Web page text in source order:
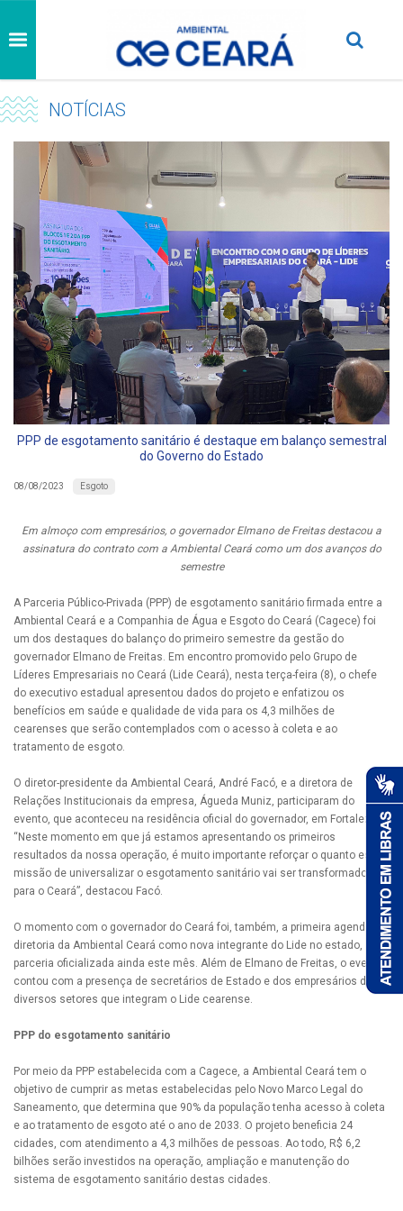
NOTÍCIAS
PPP de esgotamento sanitário é destaque em balanço semestral
do Governo do Estado
08/08/2023 Esgoto
Em almoço com empresários, o governador Elmano de Freitas destacou a
assinatura do contrato com a Ambiental Ceará como um dos avanços do
semestre
A Parceria Público-Privada (PPP) de esgotamento sanitário firmada entre a
Ambiental Ceará e a Companhia de Água e Esgoto do Ceará (Cagece) foi
um dos destaques do balanço do primeiro semestre da gestão do
governador Elmano de Freitas. Em encontro promovido pelo Grupo de
Líderes Empresariais no Ceará (Lide Ceará), nesta terça-feira (8), o chefe
do executivo estadual apresentou dados do projeto e enfatizou os
benefícios em saúde e qualidade de vida para os 4,3 milhões de
cearenses que serão contemplados com o acesso à coleta e ao
tratamento de esgoto.
O diretor-presidente da Ambiental Ceará, André Facó, e a diretora de
Relações Institucionais da empresa, Águeda Muniz, participaram do
evento, que aconteceu na residência oficial do governador, em Fortaleza.
“Neste momento em que já estamos apresentando os primeiros
resultados da nossa operação, é muito importante reforçar o quanto essa
missão de universalizar o esgotamento sanitário vai ser transformadora
para o Ceará”, destacou Facó.
O momento com o governador do Ceará foi, também, a primeira agenda da
diretoria da Ambiental Ceará como nova integrante do Lide no estado,
parceria oficializada ainda este mês. Além de Elmano de Freitas, o evento
contou com a presença de secretários de Estado e dos empresários de
diversos setores que integram o Lide cearense.
PPP do esgotamento sanitário
Por meio da PPP estabelecida com a Cagece, a Ambiental Ceará tem o
objetivo de cumprir as metas estabelecidas pelo Novo Marco Legal do
Saneamento, que determina que 90% da população tenha acesso à coleta
e ao tratamento de esgoto até o ano de 2033. O projeto beneficia 24
cidades, com atendimento a 4,3 milhões de pessoas. Ao todo, R$ 6,2
bilhões serão investidos na operação, ampliação e manutenção do
sistema de esgotamento sanitário destas cidades.